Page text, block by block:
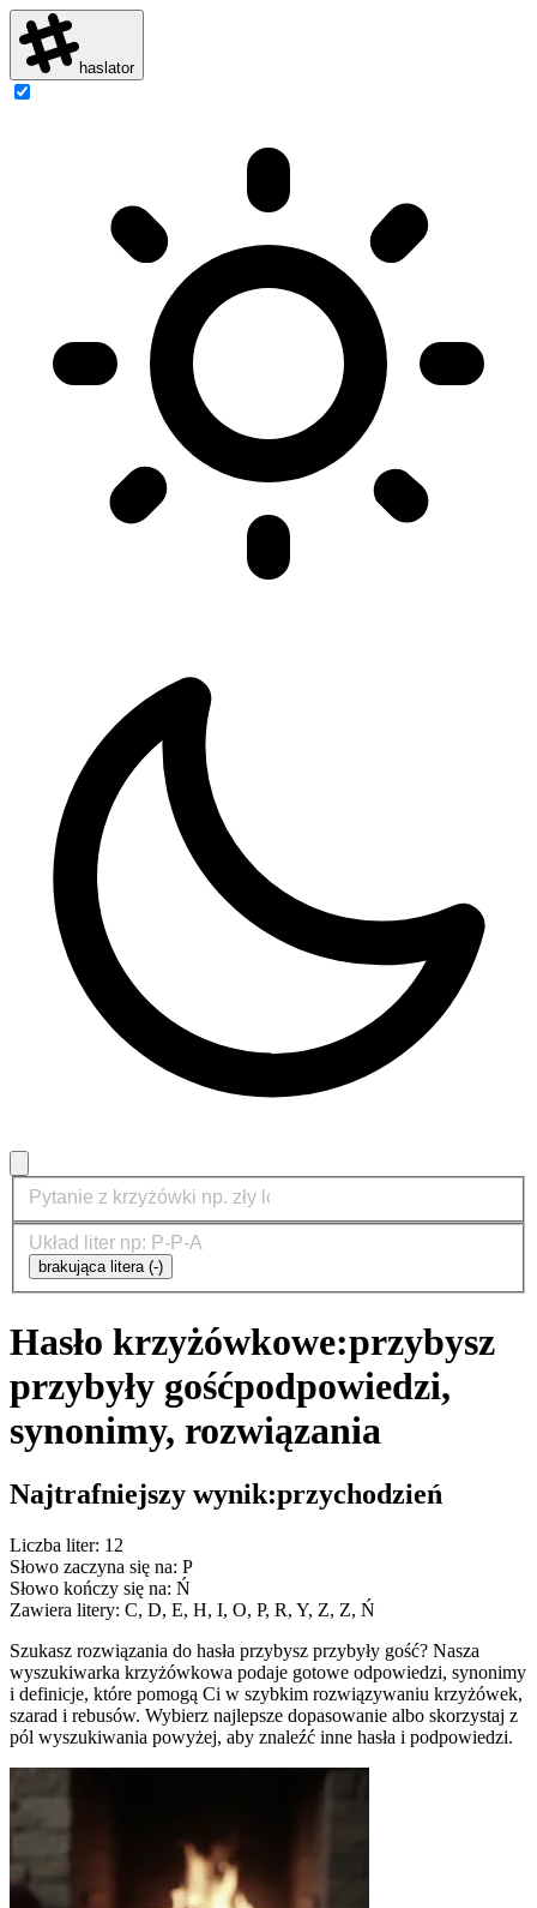
haslator
brakująca litera (-)
Hasło krzyżówkowe:przybysz
przybyły gośćpodpowiedzi,
synonimy, rozwiązania
Najtrafniejszy wynik:przychodzień
Liczba liter: 12
Słowo zaczyna się na: P
Słowo kończy się na: Ń
Zawiera litery: C, D, E, H, I, O, P, R, Y, Z, Z, Ń
Szukasz rozwiązania do hasła przybysz przybyły gość? Nasza
wyszukiwarka krzyżówkowa podaje gotowe odpowiedzi, synonimy
i definicje, które pomogą Ci w szybkim rozwiązywaniu krzyżówek,
szarad i rebusów. Wybierz najlepsze dopasowanie albo skorzystaj z
pól wyszukiwania powyżej, aby znaleźć inne hasła i podpowiedzi.